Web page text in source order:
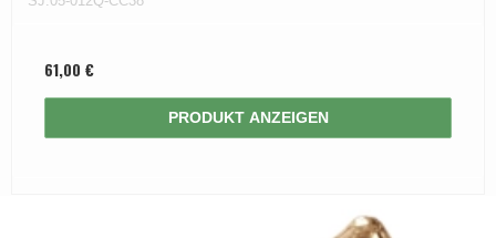
61,00 €
PRODUKT ANZEIGEN